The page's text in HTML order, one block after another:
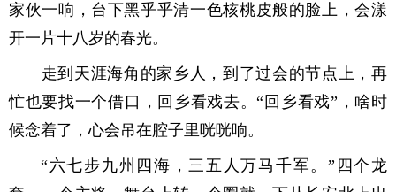
家伙一响，台下黑乎乎清一色核桃皮般的脸上，会漾
开一片十八岁的春光。
走到天涯海角的家乡人，到了过会的节点上，再
忙也要找一个借口，回乡看戏去。“回乡看戏”，啥时
候念着了，心会吊在腔子里咣咣响。
“六七步九州四海，三五人万马千军。”四个龙